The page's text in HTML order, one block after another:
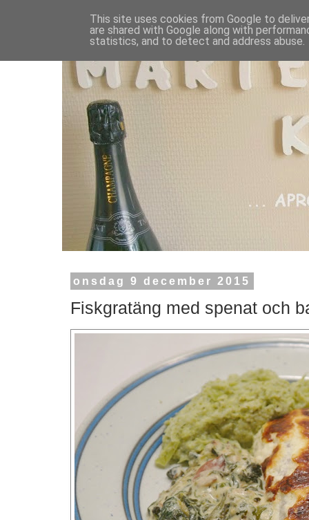
onsdag 9 december 2015
Fiskgratäng med spenat och
This site uses cookies from Google to
are shared with Google along with
statistics, and to detect and address abuse.